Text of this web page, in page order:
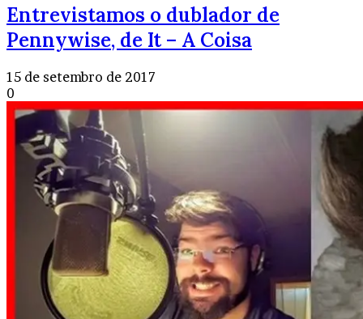
Entrevistamos o dublador de
Pennywise, de It – A Coisa
15 de setembro de 2017
0